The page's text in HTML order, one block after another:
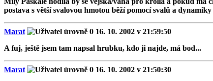
postava s větší svalovou hmotou běží pomocí svalů a
Marat
16. 10. 2002 v 21:59:50
A fuj, ještě jsem tam napsal hrubku, kdo ji najde, má bod...
Marat
16. 10. 2002 v 21:50:30